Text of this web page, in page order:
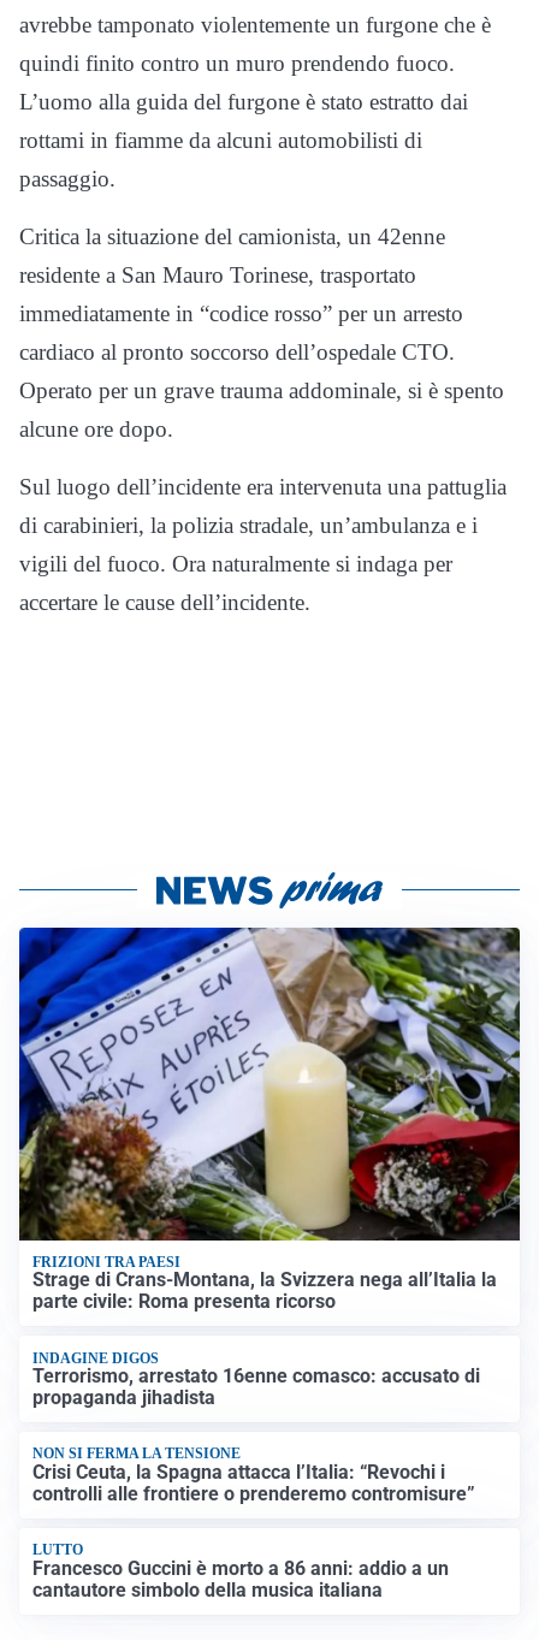
avrebbe tamponato violentemente un furgone che è
quindi finito contro un muro prendendo fuoco.
L’uomo alla guida del furgone è stato estratto dai
rottami in fiamme da alcuni automobilisti di
passaggio.
Critica la situazione del camionista, un 42enne
residente a San Mauro Torinese, trasportato
immediatamente in “codice rosso” per un arresto
cardiaco al pronto soccorso dell’ospedale CTO.
Operato per un grave trauma addominale, si è spento
alcune ore dopo.
Sul luogo dell’incidente era intervenuta una pattuglia
di carabinieri, la polizia stradale, un’ambulanza e i
vigili del fuoco. Ora naturalmente si indaga per
accertare le cause dell’incidente.
FRIZIONI TRA PAESI
Strage di Crans-Montana, la Svizzera nega all’Italia la
parte civile: Roma presenta ricorso
INDAGINE DIGOS
Terrorismo, arrestato 16enne comasco: accusato di
propaganda jihadista
NON SI FERMA LA TENSIONE
Crisi Ceuta, la Spagna attacca l’Italia: “Revochi i
controlli alle frontiere o prenderemo contromisure”
LUTTO
Francesco Guccini è morto a 86 anni: addio a un
cantautore simbolo della musica italiana